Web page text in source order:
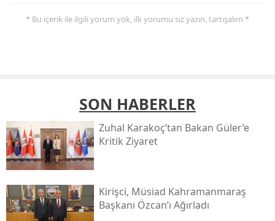
* Bu içerik ile ilgili yorum yok, ilk yorumu siz yazın, tartışalım *
SON HABERLER
Zuhal Karakoç’tan Bakan Güler’e
Kritik Ziyaret
Kirişci, Müsi̇ad Kahramanmaraş
Başkanı Özcan’ı Ağırladı